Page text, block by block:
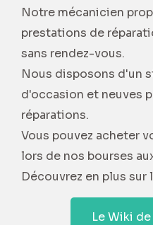
Notre mécanicien
prestations de
sans rendez-vous.
Nous disposons d'un
d'occasion et neuves
réparations.
Vous pouvez acheter
lors de nos bourses
Découvrez en plus
Le Wiki